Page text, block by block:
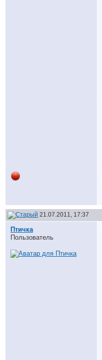
21.07.2011, 17:37
Птичка
Пользователь